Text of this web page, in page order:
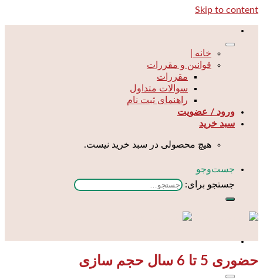
Skip to content
خانه |
قوانین و مقررات
مقررات
سوالات متداول
راهنمای ثبت نام
ورود / عضویت
سبد خرید
هیچ محصولی در سبد خرید نیست.
جست‌و‌جو
جستجو برای:
حضوری 5 تا 6 سال حجم سازی